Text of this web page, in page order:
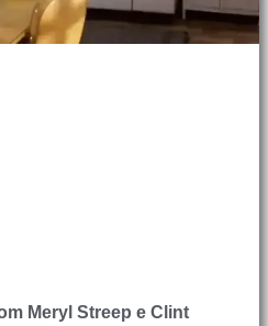
Meryl Streep e Clint